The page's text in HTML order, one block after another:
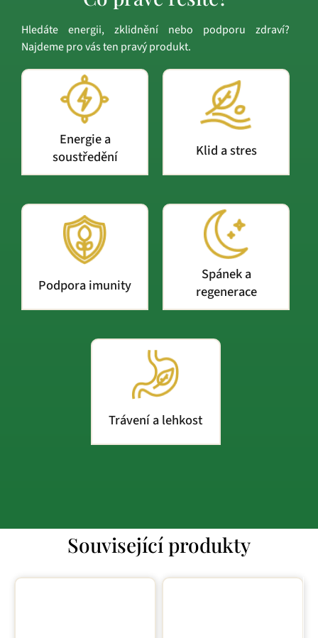
Hledáte energii, zklidnění nebo podporu zdraví?
Najdeme pro vás ten pravý produkt.
Energie a
soustředění
Klid a stres
Podpora imunity
Spánek a
regenerace
Trávení a lehkost
Související produkty